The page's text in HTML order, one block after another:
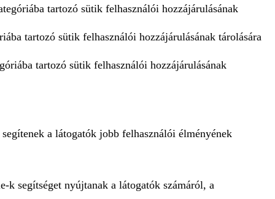
tartozó sütik felhasználói hozzájárulásának
tartozó sütik felhasználói hozzájárulásának tárolására
tartozó sütik felhasználói hozzájárulásának
a látogatók jobb felhasználói élményének
k segítséget nyújtanak a látogatók számáról, a